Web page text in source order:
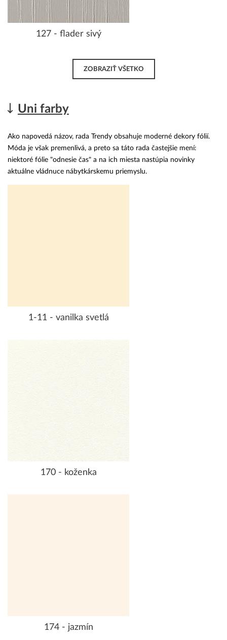
127 - flader sivý
ZOBRAZIŤ VŠETKO
Uni farby
Ako napovedá názov, rada Trendy obsahuje moderné dekory fólií.
Móda je však premenlivá, a preto sa táto rada častejšie mení:
niektoré fólie "odnesie čas" a na ich miesta nastúpia novinky
aktuálne vládnuce nábytkárskemu priemyslu.
1-11 - vanilka svetlá
170 - koženka
174 - jazmín